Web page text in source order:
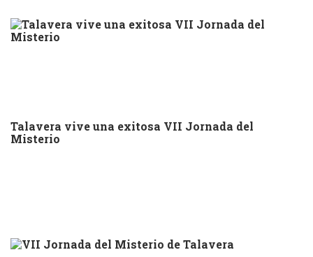
Talavera vive una exitosa VII Jornada del
Misterio